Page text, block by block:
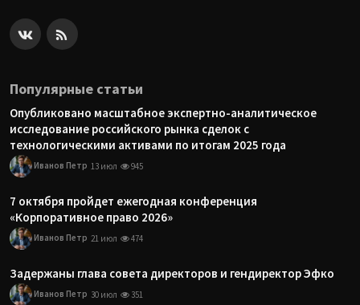
Популярные статьи
Опубликовано масштабное экспертно-аналитическое
исследование российского рынка сделок с
технологическими активами по итогам 2025 года
Иванов Петр 13 июл 945
7 октября пройдет ежегодная конференция
«Корпоративное право 2026»
Иванов Петр 21 июл 474
Задержаны глава совета директоров и гендиректор Эфко
Иванов Петр 30 июл 351